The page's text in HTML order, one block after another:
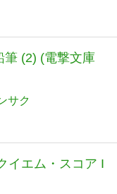
筆 (2) (電撃文庫
サク
イエム・スコア I